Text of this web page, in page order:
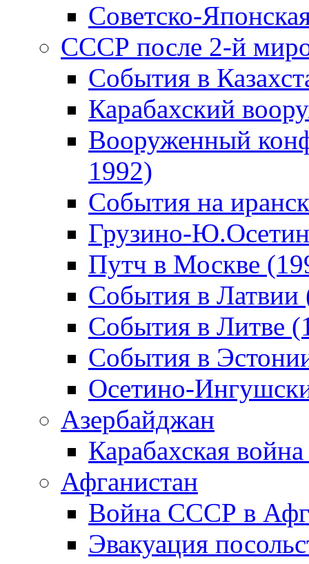
Советско-
СССР после 2-й
События в
Карабахский
Вооруженный
1992)
События на
Грузино-
Путч в Москве
События в Латвии
События в Литве
События в
Осетино-
Азербайджан
Карабахская
Афганистан
Война СССР в
Эвакуация